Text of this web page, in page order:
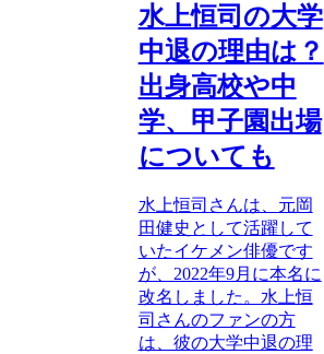
水上恒司の大学
中退の理由は？
出身高校や中
学、甲子園出場
についても
水上恒司さんは、元岡
田健史として活躍して
いたイケメン俳優です
が、2022年9月に本名に
改名しました。水上恒
司さんのファンの方
は、彼の大学中退の理